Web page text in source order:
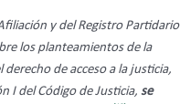
y del Registro Partidario
los planteamientos de la
de acceso a la justicia,
I del Código de Justicia, se